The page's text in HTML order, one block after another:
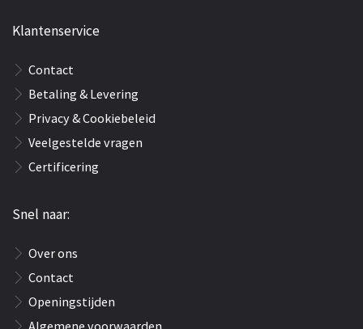
Klantenservice
Contact
Betaling & Levering
Privacy & Cookiebeleid
Veelgestelde vragen
Certificering
Snel naar:
Over ons
Contact
Openingstijden
Algemene voorwaarden